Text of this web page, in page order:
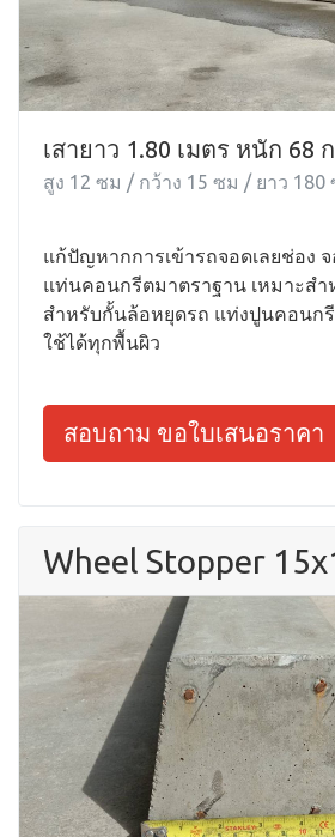
เสายาว 1.80 เมตร หนัก 68
สูง 12 ซม / กว้าง 15 ซม / ยาว 180
แก้ปัญหากการเข้ารถจอดเลยช่อง
แท่นคอนกรีตมาตราฐาน เหมาะสำ
สำหรับกั้นล้อหยุดรถ แท่งปูนคอนก
ใช้ได้ทุกพื้นผิว
สอบถาม ขอใบเสนอราคา
Wheel Stopper